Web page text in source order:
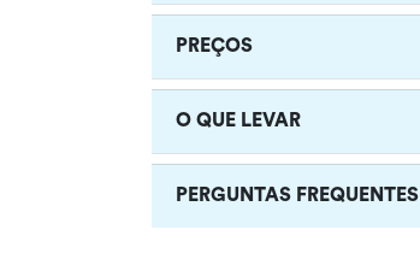
PREÇOS
O QUE LEVAR
PERGUNTAS FREQUENTES